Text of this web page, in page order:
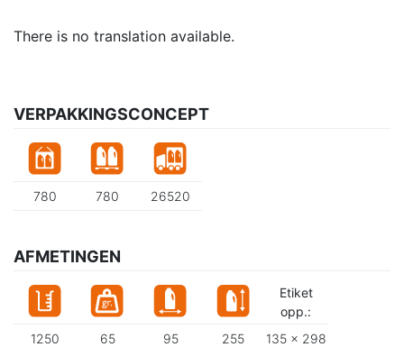
There is no translation available.
VERPAKKINGSCONCEPT
780 780 26520
AFMETINGEN
1250 65 95 255
Etiket
opp.:
135 x 298